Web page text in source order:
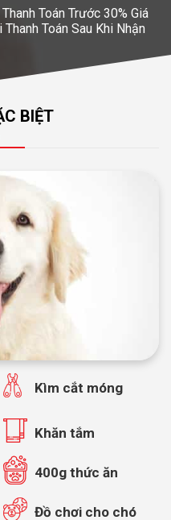
Toán Trước 30% Giá
Toán Sau Khi Nhận
BIỆT
Kìm cắt móng
Khăn tắm
400g thức ăn
Đồ chơi cho chó